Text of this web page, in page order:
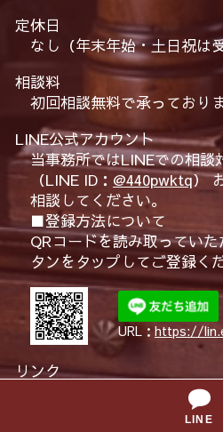
定休日
なし（年末年始・土日祝は
相談料
初回相談無料で承っておりま
LINE公式アカウント
当事務所ではLINEでの相談
（LINE ID： @440pwktq）
相談してください。
■登録方法について
QRコードを読み取ってい
タンをタップしてご登録く
URL： https://
リンク
弁護士法人大地総合法律事務